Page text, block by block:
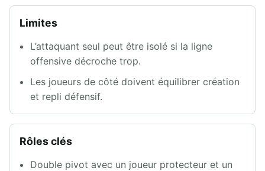
Limites
L’attaquant seul peut être isolé si la ligne
offensive décroche trop.
Les joueurs de côté doivent équilibrer création
et repli défensif.
Rôles clés
Double pivot avec un joueur protecteur et un